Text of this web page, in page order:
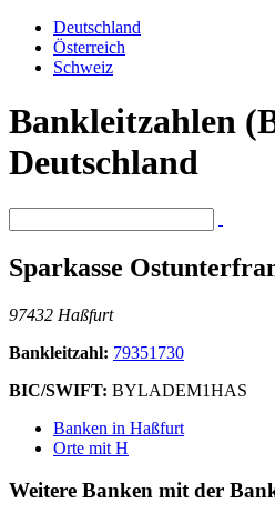
Deutschland
Österreich
Schweiz
Bankleitzahlen
Deutschland
Sparkasse
97432 Haßfurt
Bankleitzahl: 79351730
BIC/SWIFT: BYLADEM1HAS
Banken in Haßfurt
Orte mit H
Weitere Banken mit der